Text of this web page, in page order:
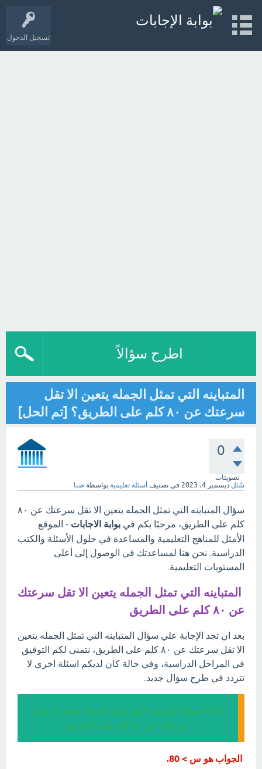
تسجيل الدخول
اطرح سؤالاً
المتباينه التي تمثل الجمله يتعين الا تقل
سرعتك عن ٨٠ كلم على الطريق؟ [تم الحل]
0
تصويتات
سُئل ديسمبر 4، 2023 في تصنيف أسئلة تعليمية بواسطة صبا
سؤال المتباينه التي تمثل الجمله يتعين الا تقل سرعتك عن ٨٠
كلم على الطريق، مرحبًا بكم في بوابة الاجابات - الموقع
الأمثل للمناهج التعليمية والمساعدة في حلول الأسئلة والكتب
الدراسية. نحن هنا لمساعدتك في الوصول إلى أعلى
المستويات التعليمية.
المتباينه التي تمثل الجمله يتعين الا تقل سرعتك
عن ٨٠ كلم على الطريق
بعد ان تجد الإجابة علي سؤال المتباينه التي تمثل الجمله يتعين
الا تقل سرعتك عن ٨٠ كلم على الطريق، نتمنى لكم التوفيق
في المراحل الدراسية، وفي حالة كان لديكم اسئلة اخري لا
تتردد في طرح سؤال جديد.
إجابة سؤال المتباينه التي تمثل الجمله يتعين الا تقل
سرعتك عن ٨٠ كلم على الطريق
الجواب هو س > 80.